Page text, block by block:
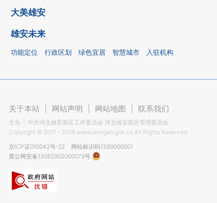
大美雄安
雄安未来
功能定位 行政区划 绿色宜居 智慧城市 入驻机构
关于本站 网站声明 网站地图 联系我们
主办
中共河北雄安新区工作委员会 河北雄安新区管理委员会
Copyright © 2017 - 2026 www.xiongan.gov.cn All Rights Reserved.
京ICP证010042号-22
网站标识码1399000001
冀公网安备13062902000079号